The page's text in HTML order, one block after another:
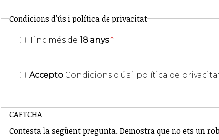
Condicions d'ús i política de privacitat
Tinc més de 18 anys *
Accepto Condicions d'ús i política de
CAPTCHA
Contesta la següent pregunta. Demostra que no ets un